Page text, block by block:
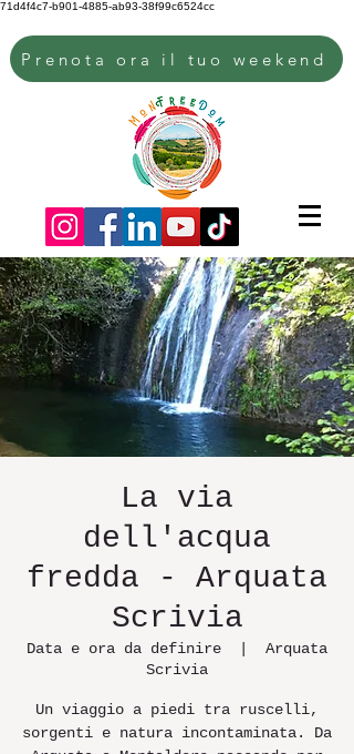
71d4f4c7-b901-4885-ab93-38f99c6524cc
Prenota ora il tuo weekend
La via
dell'acqua
fredda - Arquata
Scrivia
Data e ora da definire
Arquata
Scrivia
Un viaggio a piedi tra ruscelli,
sorgenti e natura incontaminata. Da